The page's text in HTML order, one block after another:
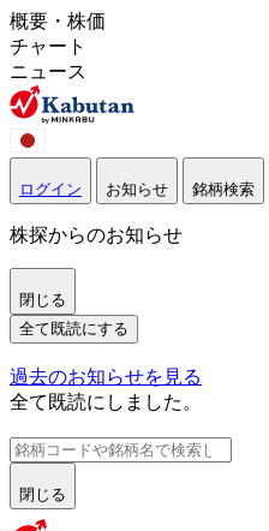
概要・株価
チャート
ニュース
ログイン お知らせ 銘柄検索
株探からのお知らせ
閉じる
全て既読にする
過去のお知らせを見る
全て既読にしました。
閉じる